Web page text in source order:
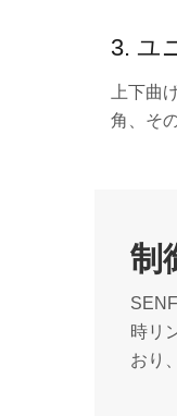
3. ユ
上下曲
角、そ
制
時リ
おり